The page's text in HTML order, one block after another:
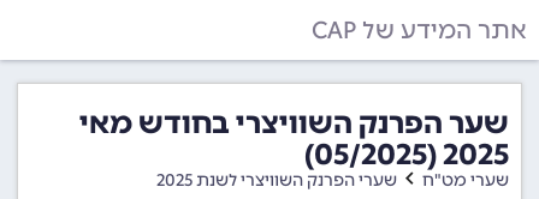
אתר המידע של CAP
שער הפרנק השוויצרי בחודש מאי
2025 (05/2025)
שערי מט"ח שערי הפרנק השוויצרי לשנת 2025